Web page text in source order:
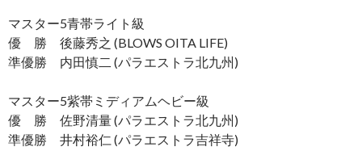
マスター5青帯ライト級
優 勝 後藤秀之 (BLOWS OITA LIFE)
準優勝 内田慎二 (パラエストラ北九州)
マスター5紫帯ミディアムヘビー級
優 勝 佐野清量 (パラエストラ北九州)
準優勝 井村裕仁 (パラエストラ吉祥寺)